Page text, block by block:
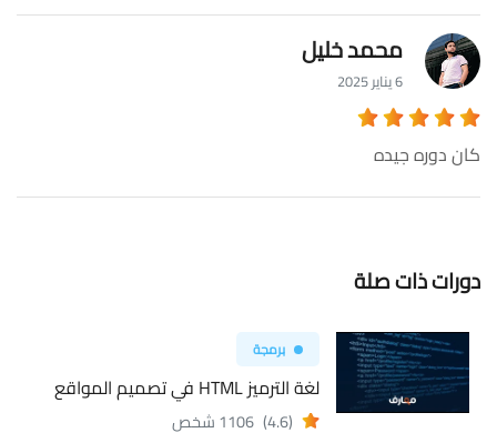
محمد خليل
6 يناير 2025
كان دوره جيده
دورات ذات صلة
برمجة
لغة الترميز HTML في تصميم المواقع
(4.6) 1106 شخص